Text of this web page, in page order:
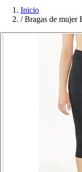
Inicio
/ Bragas de mujer